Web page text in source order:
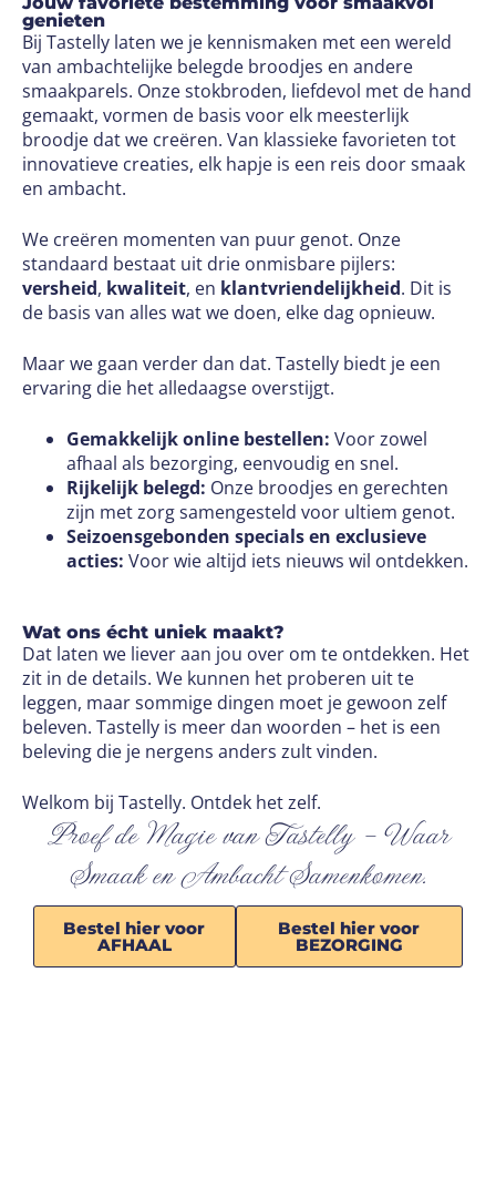
genieten
Bij Tastelly laten we je kennismaken met een wereld
van ambachtelijke belegde broodjes en andere
smaakparels. Onze stokbroden, liefdevol met de hand
gemaakt, vormen de basis voor elk meesterlijk
broodje dat we creëren. Van klassieke favorieten tot
innovatieve creaties, elk hapje is een reis door smaak
en ambacht.
We creëren momenten van puur genot. Onze
standaard bestaat uit drie onmisbare pijlers:
versheid, kwaliteit, en klantvriendelijkheid. Dit is
de basis van alles wat we doen, elke dag opnieuw.
Maar we gaan verder dan dat. Tastelly biedt je een
ervaring die het alledaagse overstijgt.
Gemakkelijk online bestellen: Voor zowel
afhaal als bezorging, eenvoudig en snel.
Rijkelijk belegd: Onze broodjes en gerechten
zijn met zorg samengesteld voor ultiem genot.
Seizoensgebonden specials en exclusieve
acties: Voor wie altijd iets nieuws wil ontdekken.
Wat ons écht uniek maakt?
Dat laten we liever aan jou over om te ontdekken. Het
zit in de details. We kunnen het proberen uit te
leggen, maar sommige dingen moet je gewoon zelf
beleven. Tastelly is meer dan woorden – het is een
beleving die je nergens anders zult vinden.
Welkom bij Tastelly. Ontdek het zelf.
Proef de Magie van Tastelly – Waar
Smaak en Ambacht Samenkomen.
Bestel hier voor
AFHAAL
Bestel hier voor
BEZORGING